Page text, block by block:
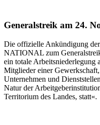
Generalstreik am 24.
Die offizielle Ankündigung
NATIONAL zum
ein totale
Mitglieder einer
Unternehmen und
Natur der
Territorium des Landes, statt«.